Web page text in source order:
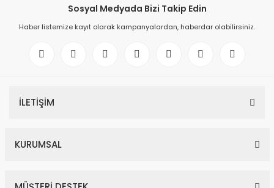
Sosyal Medyada Bizi Takip Edin
Haber listemize kayıt olarak kampanyalardan, haberdar olabilirsiniz.
İLETİŞİM
KURUMSAL